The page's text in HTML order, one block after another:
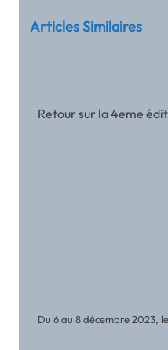
Articles Similaires
Retour sur la 4eme
Du 6 au 8 décembre 2023,